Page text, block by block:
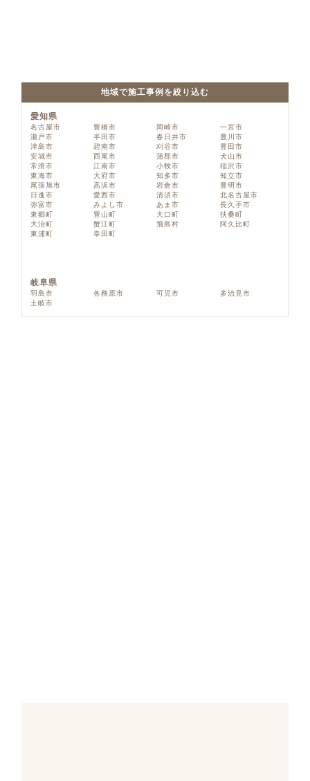
地域で施工事例を絞り込む
愛知県
名古屋市 豊橋市 岡崎市
一宮市
瀬戸市
半田市 春日井市
豊川市
津島市
碧南市 刈谷市
豊田市
安城市
西尾市 蒲郡市
犬山市
常滑市
江南市 小牧市
稲沢市
東海市
大府市 知多市
知立市
尾張旭市
高浜市 岩倉市
豊明市
日進市
愛西市 清須市
北名古屋市
弥富市
みよし市 あま市
長久手市
東郷町
豊山町 大口町
扶桑町
大治町
蟹江町 飛島村
阿久比町
東浦町
幸田町
岐阜県
羽島市 各務原市 可児市
多治見市
土岐市